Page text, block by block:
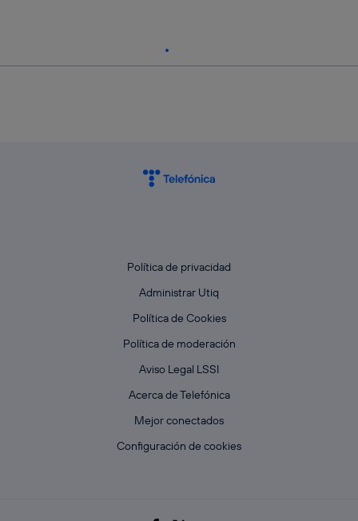
Política de privacidad
Administrar Utiq
Política de Cookies
Política de moderación
Aviso Legal LSSI
Acerca de Telefónica
Mejor conectados
Configuración de cookies